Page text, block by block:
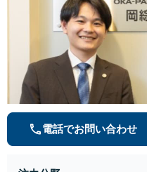
電話でお問い合わせ